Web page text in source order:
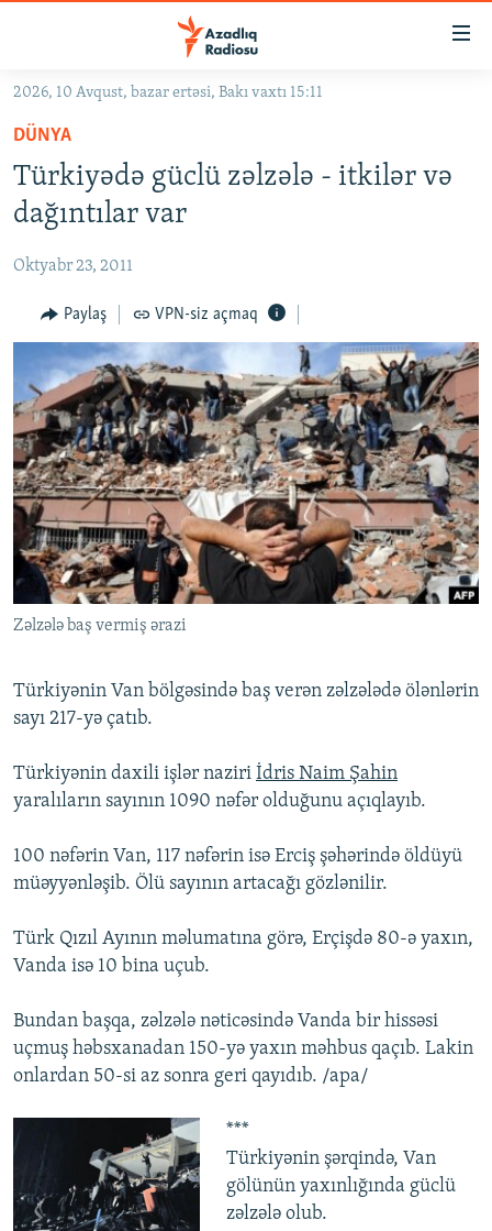
Əsas
qayıt
Əsas
naviqasiyaya
qayıt
Axtarışa
#İZAHLA
KORRUPSIOMETR
#ƏSLINDƏ
FƏRQƏ BAX
QANUNI DOĞRU
ARAŞDIRMA
MULTIMEDIA
VIDEO
FOTOQALEREYA
İNFOQRAFIKA
KARIKATURA
RADIO ARXIV
OXU ZALI
AZƏRBAYCAN ƏDƏBIYYATI KITABXANASI
İSLAM VƏ DEMOKRATIYA
İZ - MƏDƏNIYYƏT PROQRAMI
HAQQIMIZDA
MISSIYAMIZ
PEŞƏ ETIKASI VƏ JURNALISTIKA STANDARTLARIMIZ
MATERIALLARIMIZDAN ISTIFADƏ
AZADLIQRADIOSU MOBIL TELEFONUNUZDA
XƏBƏR BÜLLETENLƏRIMIZ
BIZI IZLƏ
RFE/RL-in bütün saytları
2026, 10 Avqust, bazar ertəsi, Bakı vaxtı 15:11
DÜNYA
Türkiyədə güclü zəlzələ - itkilər və
dağıntılar var
Oktyabr 23, 2011
Paylaş VPN-siz açmaq
Zəlzələ baş vermiş ərazi
Türkiyənin Van bölgəsində baş verən zəlzələdə ölənlərin
sayı 217-yə çatıb.
Türkiyənin daxili işlər naziri İdris Naim Şahin
yaralıların sayının 1090 nəfər olduğunu açıqlayıb.
100 nəfərin Van, 117 nəfərin isə Erciş şəhərində öldüyü
müəyyənləşib. Ölü sayının artacağı gözlənilir.
Türk Qızıl Ayının məlumatına görə, Erçişdə 80-ə yaxın,
Vanda isə 10 bina uçub.
Bundan başqa, zəlzələ nəticəsində Vanda bir hissəsi
uçmuş həbsxanadan 150-yə yaxın məhbus qaçıb. Lakin
onlardan 50-si az sonra geri qayıdıb. /apa/
***
Türkiyənin şərqində, Van
gölünün yaxınlığında güclü
zəlzələ olub.